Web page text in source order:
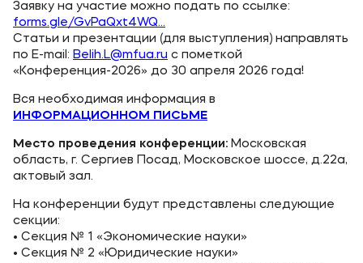
Уровни образования
Среднее профессиональное образование
Высшее образование в МФЮА
Аспирантура
Медиа
Объявления
Новости ВУЗа
Заявку на участие можно подать по ссылке:
forms.gle/GvPaQxt4WQ...
Статьи и презентации (для выступления) направлять
по E-mail: Belih.L@mfua.ru с пометкой
«Конференция-2026» до 30 апреля 2026 года!
Вся необходимая информация в
ИНФОРМАЦИОННОМ ПИСЬМЕ
Место проведения конференции: Московская
область, г. Сергиев Посад, Московское шоссе, д.22а,
актовый зал.
На конференции будут представлены следующие
секции:
• Секция № 1 «Экономические науки»
• Секция № 2 «Юридические науки»